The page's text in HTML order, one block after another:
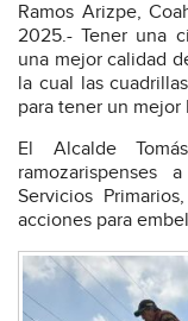
Ramos Arizpe,
2025.- Tener una
una mejor calidad
la cual las
para tener un mejor
El Alcalde
Servicios
acciones para